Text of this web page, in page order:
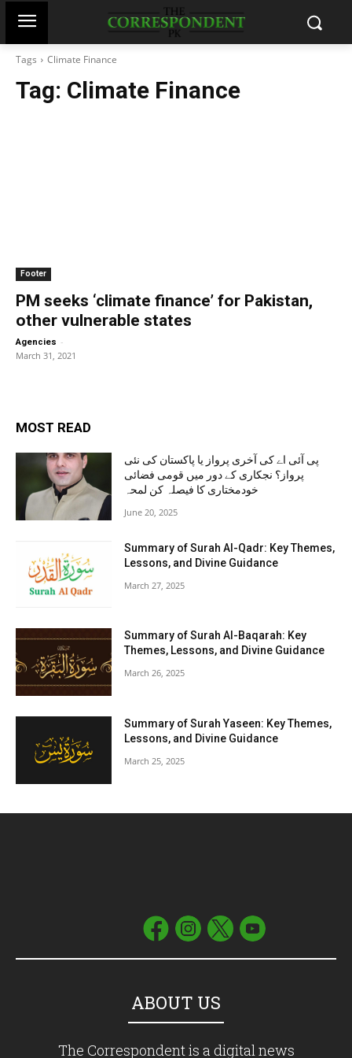
Tags Climate Finance
Tag: Climate Finance
Footer
PM seeks ‘climate finance’ for Pakistan,
other vulnerable states
Agencies -
March 31, 2021
MOST READ
پی آئی اے کی آخری پرواز یا پاکستان کی نئی
پرواز؟ نجکاری کے دور میں قومی فضائی
خودمختاری کا فیصلہ کن لمحہ
June 20, 2025
Summary of Surah Al-Qadr: Key Themes,
Lessons, and Divine Guidance
March 27, 2025
Summary of Surah Al-Baqarah: Key
Themes, Lessons, and Divine Guidance
March 26, 2025
Summary of Surah Yaseen: Key Themes,
Lessons, and Divine Guidance
March 25, 2025
ABOUT US
The Correspondent is a digital news